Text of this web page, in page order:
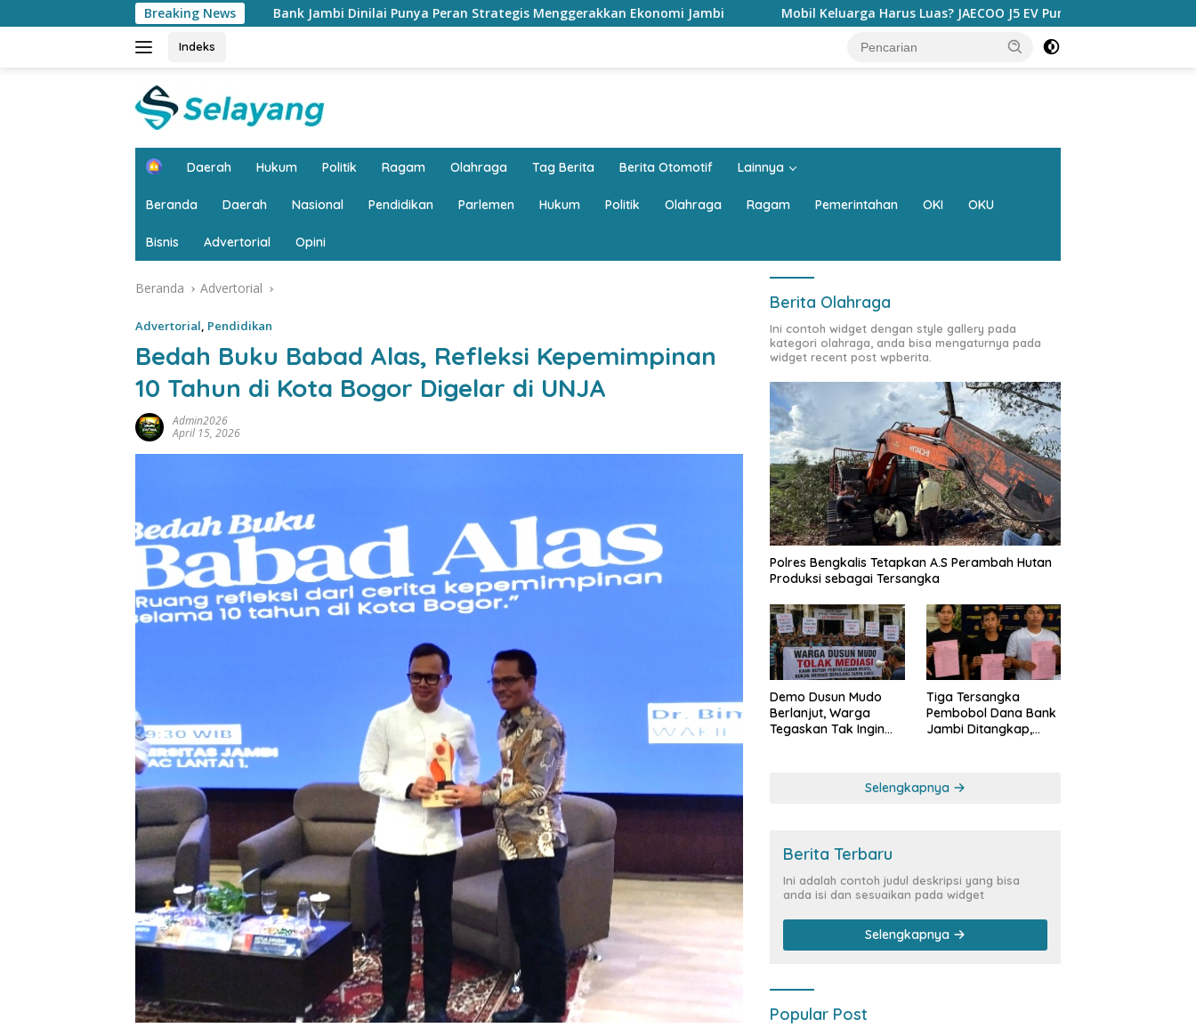
ke
Breaking News
Bank Jambi Dinilai Punya Peran Strategis Menggerakkan Ekonomi Jambi Mobil Keluarga Harus Luas? JAECOO J5 EV Punya Jawaban yang Bikin Orang Tua Tenang
Indeks
H
e
Daerah Hukum Politik Ragam Olahraga Tag Berita Berita Otomotif Lainnya
Beranda Daerah Nasional Pendidikan Parlemen Hukum Politik Olahraga Ragam Pemerintahan OKI OKU
Bisnis Advertorial Opini
Beranda Advertorial
Advertorial, Pendidikan
Bedah Buku Babad Alas, Refleksi Kepemimpinan
10 Tahun di Kota Bogor Digelar di UNJA
Admin2026
April 15, 2026
Berita Olahraga
Ini contoh widget dengan style gallery pada
kategori olahraga, anda bisa mengaturnya pada
widget recent post wpberita.
Polres Bengkalis Tetapkan A.S Perambah Hutan
Produksi sebagai Tersangka
Demo Dusun Mudo
Berlanjut, Warga
Tegaskan Tak Ingin
Tiga Tersangka
Pembobol Dana Bank
Jambi Ditangkap,
Miliar
Selengkapnya
Berita Terbaru
Ini adalah contoh judul deskripsi yang bisa
anda isi dan sesuaikan pada widget
Selengkapnya
Popular Post